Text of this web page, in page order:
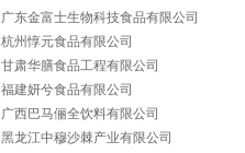
广东金富士生物科技食品有限公司
杭州惇元食品有限公司
甘肃华膳食品工程有限公司
福建妍兮食品有限公司
广西巴马俪全饮料有限公司
黑龙江中穆沙棘产业有限公司